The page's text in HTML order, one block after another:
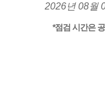
2026년 08월
*점검 시간은